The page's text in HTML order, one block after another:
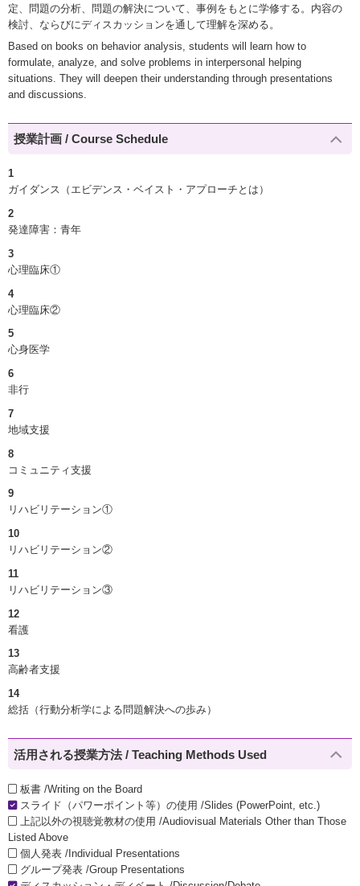
定、問題の分析、問題の解決について、事例をもとに学修する。内容の
検討、ならびにディスカッションを通して理解を深める。
Based on books on behavior analysis, students will learn how to
formulate, analyze, and solve problems in interpersonal helping
situations. They will deepen their understanding through presentations
and discussions.
授業計画 / Course Schedule
1
ガイダンス（エビデンス・ベイスト・アプローチとは）
2
発達障害：青年
3
心理臨床①
4
心理臨床②
5
心身医学
6
非行
7
地域支援
8
コミュニティ支援
9
リハビリテーション①
10
リハビリテーション②
11
リハビリテーション③
12
看護
13
高齢者支援
14
総括（行動分析学による問題解決への歩み）
活用される授業方法 / Teaching Methods Used
板書 /Writing on the Board
スライド（パワーポイント等）の使用 /Slides (PowerPoint, etc.)
上記以外の視聴覚教材の使用 /Audiovisual Materials Other than Those
Listed Above
個人発表 /Individual Presentations
グループ発表 /Group Presentations